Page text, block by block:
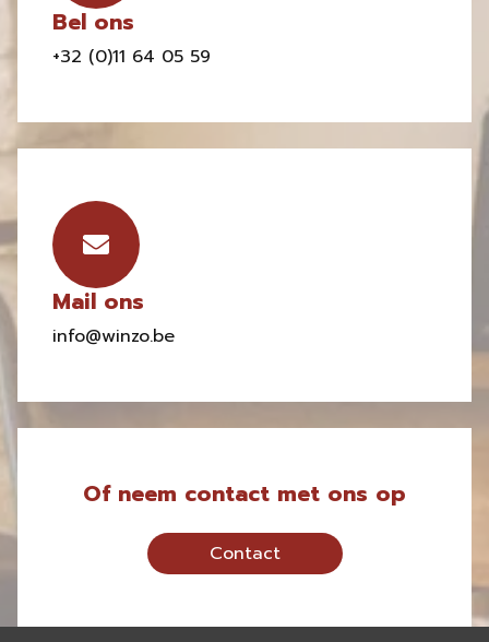
Bel ons
+32 (0)11 64 05 59
Mail ons
info@winzo.be
Of neem contact met ons op
Contact